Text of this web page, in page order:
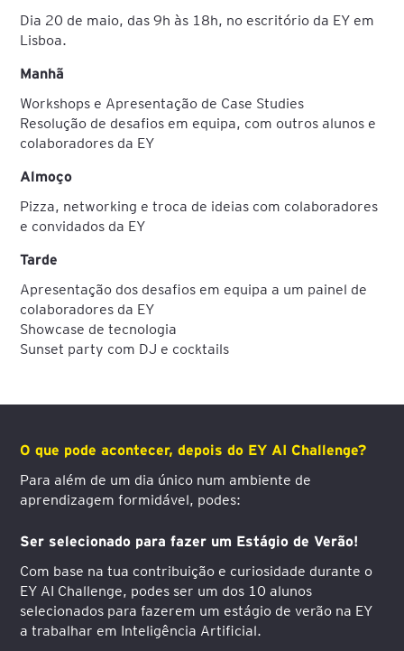
Dia 20 de maio, das 9h às 18h, no escritório da EY em
Lisboa.
Manhã
Workshops e Apresentação de Case Studies
Resolução de desafios em equipa, com outros alunos e
colaboradores da EY
Almoço
Pizza, networking e troca de ideias com colaboradores
e convidados da EY
Tarde
Apresentação dos desafios em equipa a um painel de
colaboradores da EY
Showcase de tecnologia
Sunset party com DJ e cocktails
O que pode acontecer, depois do EY AI Challenge?
Para além de um dia único num ambiente de
aprendizagem formidável, podes:
Ser selecionado para fazer um Estágio de Verão!
Com base na tua contribuição e curiosidade durante o
EY AI Challenge, podes ser um dos 10 alunos
selecionados para fazerem um estágio de verão na EY
a trabalhar em Inteligência Artificial.